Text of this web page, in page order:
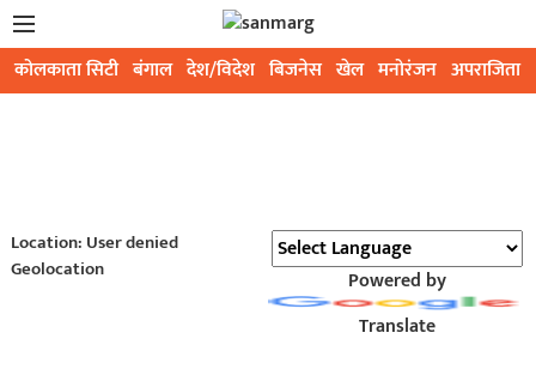
कोलकाता सिटी बंगाल देश/विदेश बिजनेस खेल मनोरंजन अपराजिता
Location: User denied
Geolocation
Powered by
Translate